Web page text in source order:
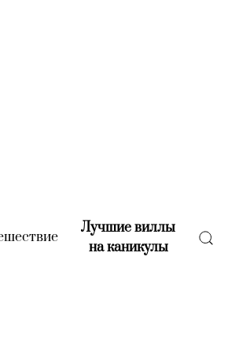
(current)
Лучшие виллы
на каникулы(current)